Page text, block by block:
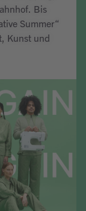
Bis
Summer“
Kunst und